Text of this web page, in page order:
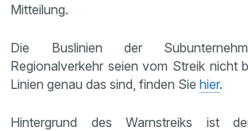
Mitteilung.
Die Buslinien der
Regionalverkehr seien vom Streik nicht
Linien genau das sind, finden Siehier.
Hintergrund des Warnstreiks ist